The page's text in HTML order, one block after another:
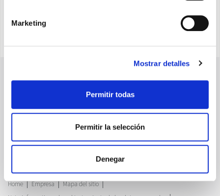
Marketing
Mostrar detalles
Permitir todas
Permitir la selección
Denegar
Avenida Anselmo Lorenzo, 1 - 28830 San Fernando de Henares (Madrid)
NIF: ES B84644186
Home
Empresa
Mapa del sitio